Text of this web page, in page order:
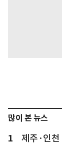
많이 본 뉴스
1
제주·인천